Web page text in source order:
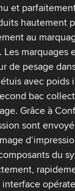
et
hautement
au
marquages
de pesage
avec poids
bac
Grâce à
sont
du
interface